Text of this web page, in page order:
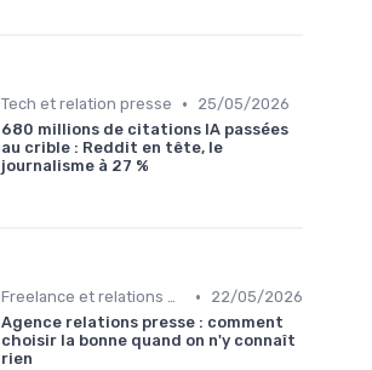
Tech et relation presse •
25/05/2026
680 millions de citations IA passées
au crible : Reddit en tête, le
journalisme à 27 %
Freelance et relations presse externalisées •
22/05/2026
Agence relations presse : comment
choisir la bonne quand on n'y connaît
rien